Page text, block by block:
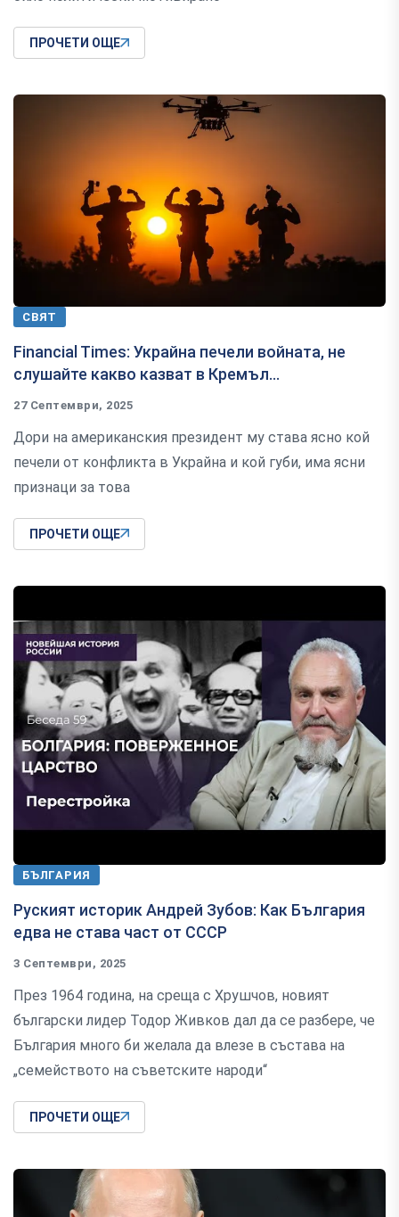
ПРОЧЕТИ ОЩЕ
СВЯТ
Financial Times: Украйна печели войната, не
слушайте какво казват в Кремъл...
27 Септември, 2025
Дори на американския президент му става ясно кой
печели от конфликта в Украйна и кой губи, има ясни
признаци за това
ПРОЧЕТИ ОЩЕ
БЪЛГАРИЯ
Руският историк Андрей Зубов: Как България
едва не става част от СССР
3 Септември, 2025
През 1964 година, на среща с Хрушчов, новият
български лидер Тодор Живков дал да се разбере, че
България много би желала да влезе в състава на
„семейството на съветските народи“
ПРОЧЕТИ ОЩЕ